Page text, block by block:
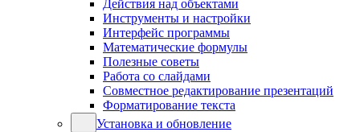
Действия над объектами
Инструменты и настройки
Интерфейс программы
Математические формулы
Полезные советы
Работа со слайдами
Совместное редактирование презентаций
Форматирование текста
Установка и обновление